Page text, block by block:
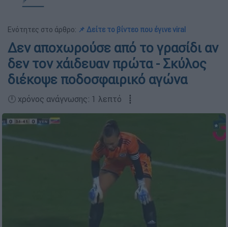
Ενότητες στο άρθρο: 📌 Δείτε το βίντεο που έγινε viral
Δεν αποχωρούσε από το γρασίδι αν
δεν τον χάιδευαν πρώτα - Σκύλος
διέκοψε ποδοσφαιρικό αγώνα
🕛 χρόνος ανάγνωσης: 1 λεπτό ┋